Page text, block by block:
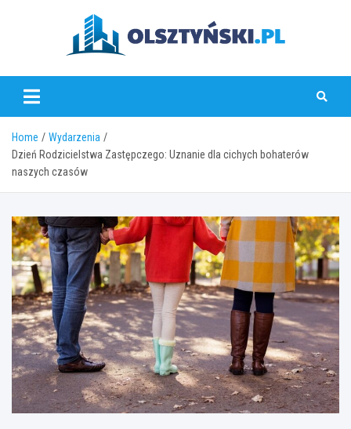
olsztynski.pl
Home
Wydarzenia
Dzień Rodzicielstwa Zastępczego: Uznanie dla cichych bohaterów
naszych czasów